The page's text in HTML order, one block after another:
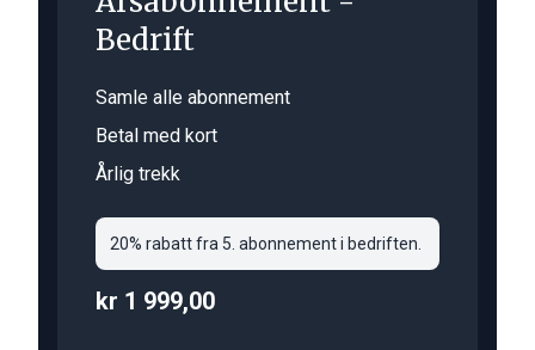
Bedrift
Samle alle abonnement
Betal med kort
Årlig trekk
20% rabatt fra 5. abonnement i bedriften.
kr 1 999,00